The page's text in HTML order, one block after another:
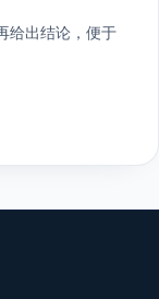
给出结论，便于